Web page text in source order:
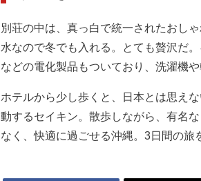
別荘の中は、真っ白で統一されたおし
水なので冬でも入れる。とても贅沢だ
などの電化製品もついており、洗濯機
ホテルから少し歩くと、日本とは思え
動するセイキン。散歩しながら、有名
なく、快適に過ごせる沖縄。3日間の旅